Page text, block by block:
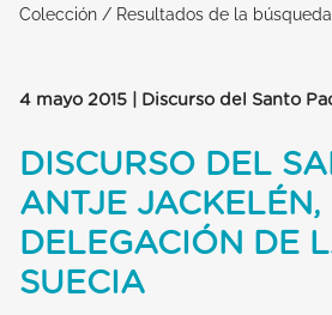
Colección / Resultados de la búsqueda
4 mayo 2015 | Discurso del Santo
DISCURSO DEL
ANTJE
DELEGACIÓN DE
SUECIA